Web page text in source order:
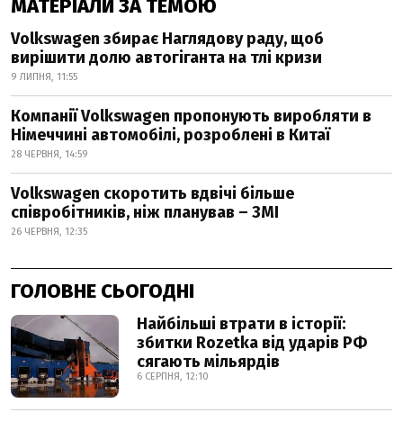
МАТЕРІАЛИ ЗА ТЕМОЮ
Volkswagen збирає Наглядову раду, щоб
вирішити долю автогіганта на тлі кризи
9 ЛИПНЯ, 11:55
Компанії Volkswagen пропонують виробляти в
Німеччині автомобілі, розроблені в Китаї
28 ЧЕРВНЯ, 14:59
Volkswagen скоротить вдвічі більше
співробітників, ніж планував – ЗМІ
26 ЧЕРВНЯ, 12:35
ГОЛОВНЕ СЬОГОДНІ
Найбільші втрати в історії:
збитки Rozetka від ударів РФ
сягають мільярдів
6 СЕРПНЯ, 12:10